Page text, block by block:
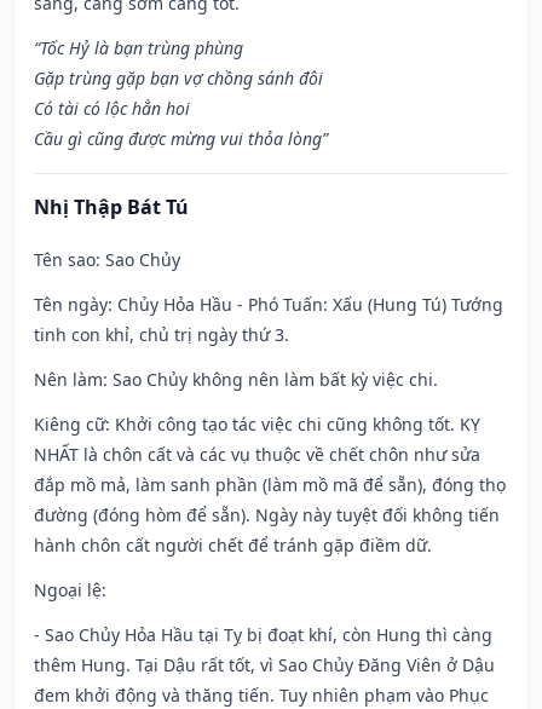
“Tốc Hỷ là bạn trùng phùng
Gặp trùng gặp bạn vợ chồng sánh đôi
Có tài có lộc hẳn hoi
Cầu gì cũng được mừng vui thỏa lòng”
Nhị Thập Bát Tú
Tên sao: Sao Chủy
Tên ngày: Chủy Hỏa Hầu - Phó Tuấn: Xấu (Hung Tú) Tướng
tinh con khỉ, chủ trị ngày thứ 3.
Nên làm: Sao Chủy không nên làm bất kỳ việc chi.
Kiêng cữ: Khởi công tạo tác việc chi cũng không tốt. KỴ
NHẤT là chôn cất và các vụ thuộc về chết chôn như sửa
đắp mồ mả, làm sanh phần (làm mồ mã để sẵn), đóng thọ
đường (đóng hòm để sẵn). Ngày này tuyệt đối không tiến
hành chôn cất người chết để tránh gặp điềm dữ.
Ngoại lệ:
- Sao Chủy Hỏa Hầu tại Tỵ bị đoạt khí, còn Hung thì càng
thêm Hung. Tại Dậu rất tốt, vì Sao Chủy Đăng Viên ở Dậu
đem khởi động và thăng tiến. Tuy nhiên phạm vào Phục